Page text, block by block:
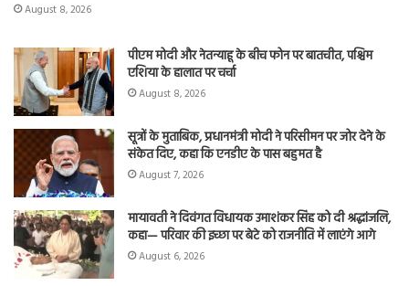
August 8, 2026
पीएम मोदी और नेतन्याहू के बीच फोन पर बातचीत, पश्चिम
एशिया के हालात पर चर्चा
August 8, 2026
सूत्रों के मुताबिक, प्रधानमंत्री मोदी ने परिसीमन पर जोर देने के
संकेत दिए, कहा कि एनडीए के पास बहुमत है
August 7, 2026
मायावती ने दिवंगत विधायक उमाशंकर सिंह को दी श्रद्धांजलि,
कहा— परिवार की इच्छा पर बेटे को राजनीति में लाएंगे आगे
August 6, 2026